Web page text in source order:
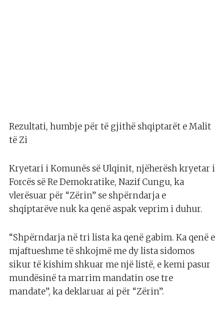
Rezultati, humbje për të gjithë shqiptarët e Malit
të Zi
Kryetari i Komunës së Ulqinit, njëherësh kryetar i
Forcës së Re Demokratike, Nazif Cungu, ka
vlerësuar për “Zërin” se shpërndarja e
shqiptarëve nuk ka qenë aspak veprim i duhur.
“Shpërndarja në tri lista ka qenë gabim. Ka qenë e
mjaftueshme të shkojmë me dy lista sidomos
sikur të kishim shkuar me një listë, e kemi pasur
mundësinë ta marrim mandatin ose tre
mandate”, ka deklaruar ai për “Zërin”.